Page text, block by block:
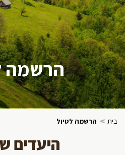
הרשמה
בית > הרשמה לטיול
היעדים